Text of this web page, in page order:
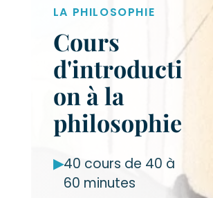
LA PHILOSOPHIE
Cours
d'introducti
on à la
philosophie
▶40 cours de 40 à
60 minutes